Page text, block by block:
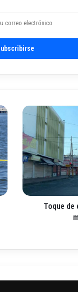
T
q
u
e
d
e
q
u
l
s
Toque de